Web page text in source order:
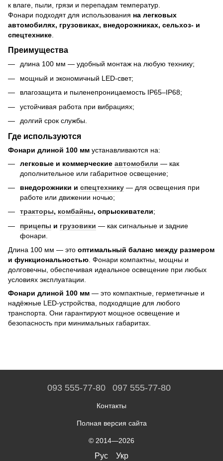
к влаге, пыли, грязи и перепадам температур.
Фонари подходят для использования на легковых
автомобилях, грузовиках, внедорожниках, сельхоз- и
спецтехнике
Преимущества
длина 100 мм — удобный монтаж на любую технику;
мощный и экономичный LED-свет;
влагозащита и пыленепроницаемость IP65–IP68;
устойчивая работа при вибрациях;
долгий срок службы.
Где используются
Фонари длиной 100 мм устанавливаются на:
легковые и коммерческие автомобили — как
дополнительное или габаритное освещение;
внедорожники и спецтехнику — для освещения при
работе или движении ночью;
тракторы, комбайны, опрыскиватели;
прицепы и грузовики — как сигнальные и задние
фонари.
Длина 100 мм — это оптимальный баланс между размером
и функциональностью. Фонари компактны, мощны и
долговечны, обеспечивая идеальное освещение при любых
условиях эксплуатации.
Фонари длиной 100 мм — это компактные, герметичные и
надёжные LED-устройства, подходящие для любого
транспорта. Они гарантируют мощное освещение и
безопасность при минимальных габаритах.
093 555-77-80 097 555-77-80
Контакты
Полная версия сайта
© 2014—2026
Рус Укр